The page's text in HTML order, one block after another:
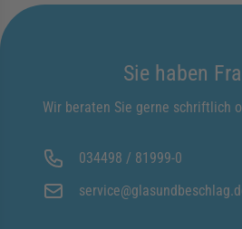
Sie haben
Wir beraten Sie gerne schriftlich
034498 / 81999-0